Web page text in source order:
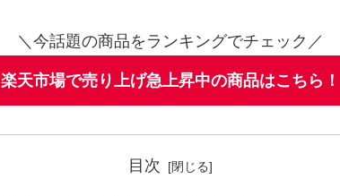
＼今話題の商品をランキングでチェック／
楽天市場で売り上げ急上昇中の商品はこちら！
目次